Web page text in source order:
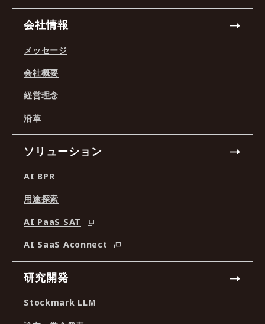
会社情報
メッセージ
会社概要
経営理念
沿革
ソリューション
AI BPR
用途探索
AI PaaS SAT
AI SaaS Aconnect
研究開発
Stockmark LLM